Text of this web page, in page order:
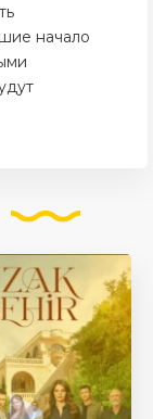
начало